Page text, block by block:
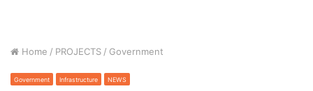
Home / PROJECTS / Government
Government Infrastructure NEWS